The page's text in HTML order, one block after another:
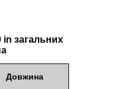
in загальних
Довжина